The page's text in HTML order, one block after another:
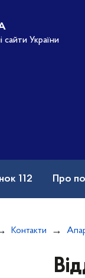
сайти України
112 Про
Контакти